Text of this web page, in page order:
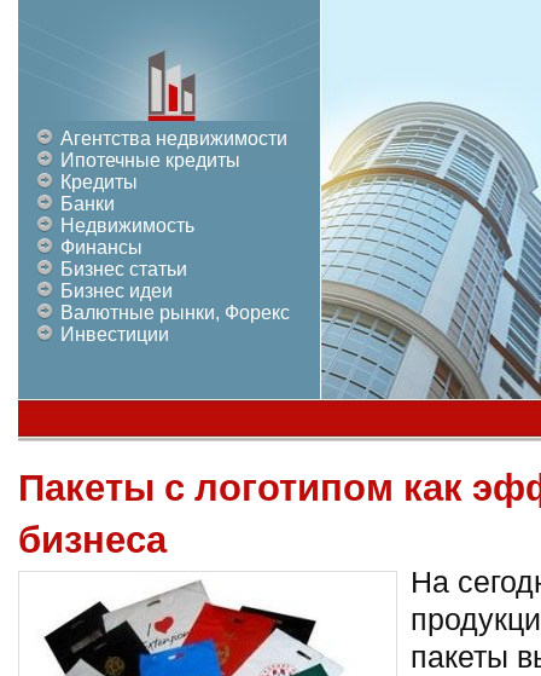
Агентства недвижимости
Ипотечные кредиты
Кредиты
Банки
Недвижимость
Финансы
Бизнес статьи
Бизнес идеи
Валютные рынки, Форекс
Инвестиции
Пакеты с логотипом как
бизнеса
На
пакеты